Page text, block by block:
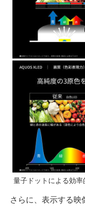
量子ドットによる効
さらに、表示する映